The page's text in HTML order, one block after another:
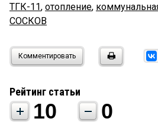
ТГК-11, отопление,
СОСКОВ
Комментировать
Рейтинг статьи
10 0